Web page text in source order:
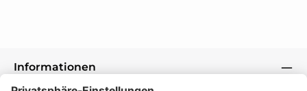
Informationen